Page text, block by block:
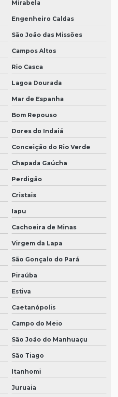
Mirabela
Engenheiro Caldas
São João das Missões
Campos Altos
Rio Casca
Lagoa Dourada
Mar de Espanha
Bom Repouso
Dores do Indaiá
Conceição do Rio Verde
Chapada Gaúcha
Perdigão
Cristais
Iapu
Cachoeira de Minas
Virgem da Lapa
São Gonçalo do Pará
Piraúba
Estiva
Caetanópolis
Campo do Meio
São João do Manhuaçu
São Tiago
Itanhomi
Juruaia